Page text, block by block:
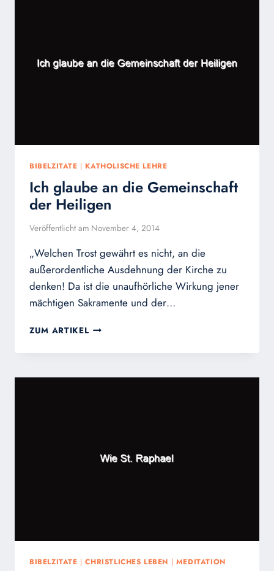
BIBELZITATE | KATHOLISCHE LEHRE
Ich glaube an die Gemeinschaft
der Heiligen
Veröffentlicht am November 4, 2014
„Welchen Trost gewährt es nicht, an die
außerordentliche Ausdehnung der Kirche zu
denken! Da ist die unaufhörliche Wirkung jener
mächtigen Sakramente und der…
ZUM ARTIKEL ICH
AN
GEMEINSCHAFT
BIBELZITATE |CHRISTLICHES LEBEN | MEDITATION